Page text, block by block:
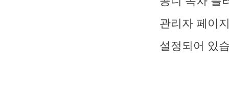
관리자 페이
설정되어 있